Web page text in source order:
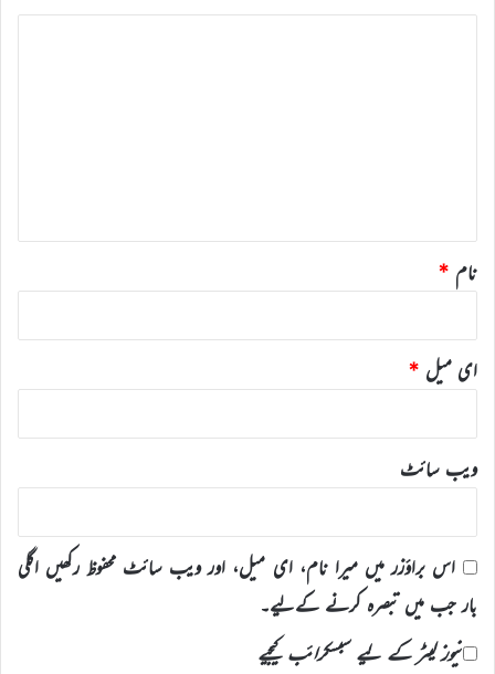
نام *
ای میل *
ویب‌ سائٹ
اس براؤزر میں میرا نام، ای میل، اور ویب سائٹ محفوظ رکھیں اگلی
بار جب میں تبصرہ کرنے کےلیے۔
نیوز لیٹر کے لیے سبسکرائب کیجیے